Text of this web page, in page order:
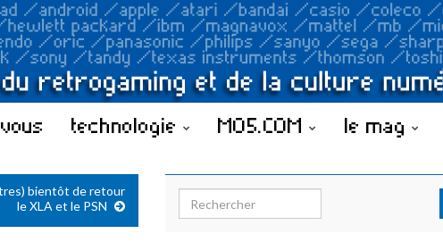
technologie MO5.COM le mag
bientôt de retour
le XLA et le PSN
Search for: